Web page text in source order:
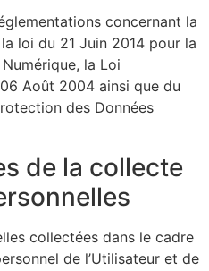
concernant la
loi du 21 Juin 2014 pour la
la Loi
Août 2004 ainsi que du
des Données
de la collecte
collectées dans le cadre
de l’Utilisateur et de